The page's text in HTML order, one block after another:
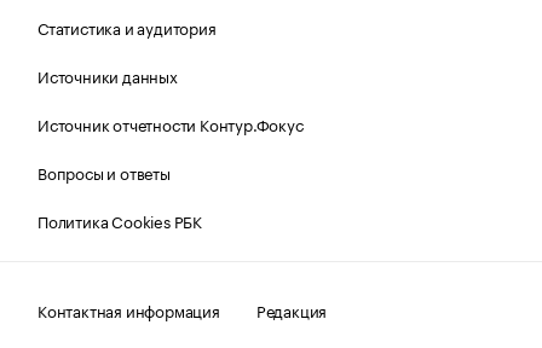
Статистика и аудитория
Источники данных
Источник отчетности Контур.Фокус
Вопросы и ответы
Политика Cookies РБК
Контактная информация
Редакция